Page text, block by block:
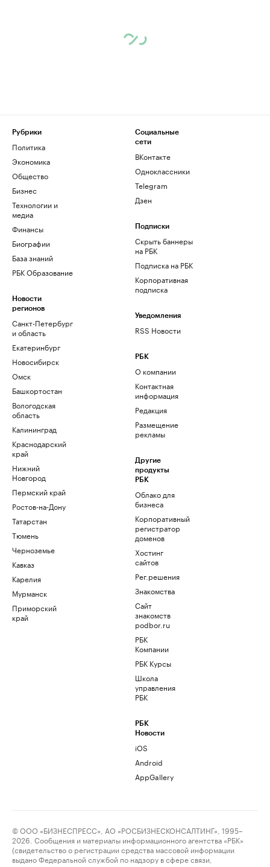
Рубрики
Политика
Экономика
Общество
Бизнес
Технологии и
медиа
Финансы
Биографии
База знаний
РБК Образование
Новости
регионов
Санкт-Петербург
и область
Екатеринбург
Новосибирск
Омск
Башкортостан
Вологодская
область
Калининград
Краснодарский
край
Нижний
Новгород
Пермский край
Ростов-на-Дону
Татарстан
Тюмень
Черноземье
Кавказ
Карелия
Мурманск
Приморский
край
Социальные
сети
ВКонтакте
Одноклассники
Telegram
Дзен
Подписки
Скрыть баннеры
на РБК
Подписка на РБК
Корпоративная
подписка
Уведомления
RSS Новости
РБК
О компании
Контактная
информация
Редакция
Размещение
рекламы
Другие
продукты
РБК
Облако для
бизнеса
Корпоративный
регистратор
доменов
Хостинг
сайтов
Рег.решения
Знакомства
Сайт
знакомств
podbor.ru
РБК
Компании
РБК Курсы
Школа
управления
РБК
РБК
Новости
iOS
Android
AppGallery
© ООО «БИЗНЕСПРЕСС», АО «РОСБИЗНЕСКОНСАЛТИНГ», 1995–
2026. Сообщения и материалы информационного агентства «РБК»
(свидетельство о регистрации средства массовой информации
выдано Федеральной службой по надзору в сфере связи,